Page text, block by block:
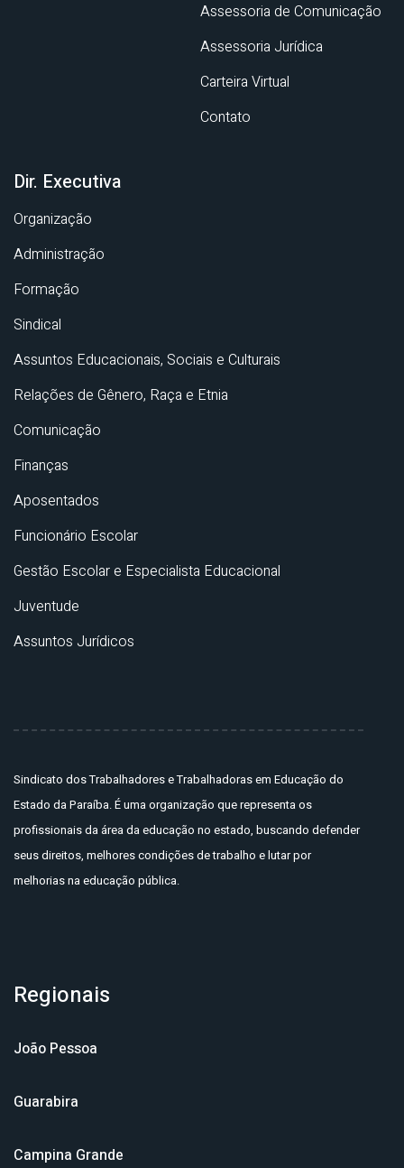
Assessoria de Comunicação
Assessoria Jurídica
Carteira Virtual
Contato
Dir. Executiva
Organização
Administração
Formação
Sindical
Assuntos Educacionais, Sociais e Culturais
Relações de Gênero, Raça e Etnia
Comunicação
Finanças
Aposentados
Funcionário Escolar
Gestão Escolar e Especialista Educacional
Juventude
Assuntos Jurídicos
Sindicato dos Trabalhadores e Trabalhadoras em Educação do
Estado da Paraíba. É uma organização que representa os
profissionais da área da educação no estado, buscando defender
seus direitos, melhores condições de trabalho e lutar por
melhorias na educação pública.
Regionais
João Pessoa
Guarabira
Campina Grande